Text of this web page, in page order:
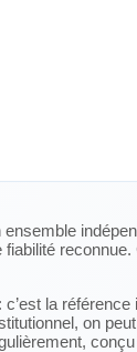
ensemble
la
on